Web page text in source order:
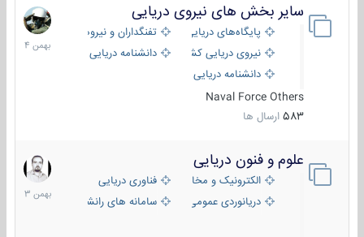
سایر بخش های نیروی دریایی
پایگاه‌های دریایی
تفنگداران و نیروهای ویژه‌ی دریایی
نیروی دریایی کشورهای مختلفدانشنامه دریایی
دانشنامه دریایی کپی
Naval Force Others
583 ارسال ها
22
بهمن
1404
علوم و فنون دریایی
الکترونیک و مخابرات دریاییفناوری دریایی
دریانوردی عمومی
سامانه های رانشی دریایی
6
بهمن
1403